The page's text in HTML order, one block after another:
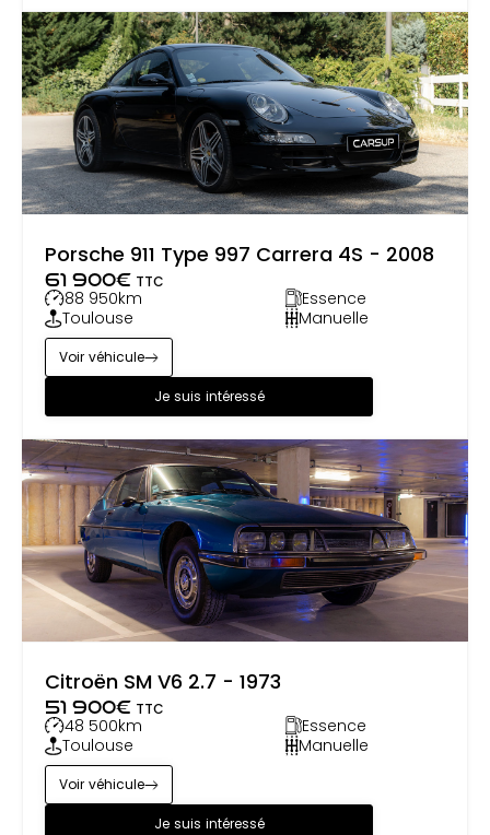
Porsche 911 Type 997 Carrera 4S - 2008
61 900€ TTC
88 950km
Essence
Toulouse
Manuelle
Je suis intéressé
Voir véhicule
Citroën SM V6 2.7 - 1973
51 900€ TTC
48 500km
Essence
Toulouse
Manuelle
Je suis intéressé
Voir véhicule